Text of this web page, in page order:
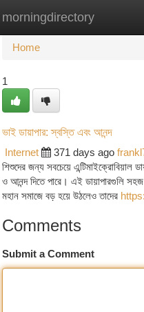
morningdirectory
Home New Site Listings
Home
1
ভাই ডায়াপার: স্বস্তি এবং আনন্দ
Internet
371 days ago
শিশুদের জন্য সবচেয়ে এন্টিমাইক্রোবিয়াল
ও আনন্দ দিতে পারে। এই ডায়াপারগুলি সহজ
মহান সমাজে বড় হয়ে উঠলেও তাদের
Comments
Submit a Comment